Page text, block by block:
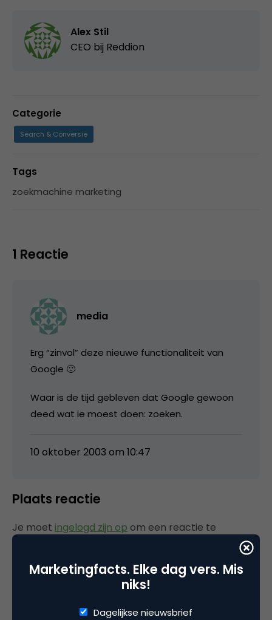
Alex Stil
CEO bij Reddion
Categorie
Search & Conversie
Tags
zoekmachine marketing
1 Reactie
media
Erg “zinvol” deze nieuwe functionaliteit van
Google 🙂
Waar is de tijd gebleven dat Google gewoon
deed wat ie moest doen: zoeken.
10 oktober 2003 om 10:47
Plaats reactie
Je moet ingelogd zijn op om een reactie te
Gerelateerde artikelen
Marketingfacts. Elke dag vers. Mis
niks!
Dagelijkse nieuwsbrief